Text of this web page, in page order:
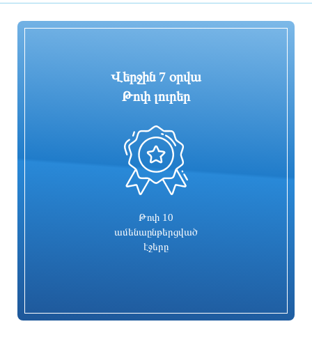
BBC-ի հետաքննություն․
Բրիտանական բանակի դեռահասների
ուսումնարանում բացահայտվել են
սեռական բռնության տասնյակ դեպքեր
«Արսենալն» անհաջողությամբ է
մեկնարկել ստուգատեսների շարքը
Վերջին 7 օրվա
Թոփ լուրեր
Թոփ 10
ամենաընթերցված
էջերը